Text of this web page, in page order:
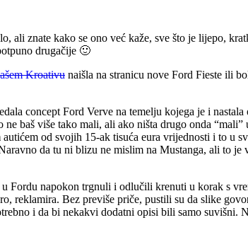
znate kako se ono već kaže, sve što je lijepo,
drugačije 🙂
Kroativu naišla na stranicu nove Ford Fieste ili
concept Ford Verve na temelju kojega je i
baš više tako mali, ali ako ništa drugo onda
od svojih 15-ak tisuća eura vrijednosti i to u
da tu ni blizu ne mislim na Mustanga, ali to je
Fordu napokon trgnuli i odlučili krenuti u korak s
Bez previše priče, pustili su da slike
i da bi nekakvi dodatni opisi bili samo suvišni.